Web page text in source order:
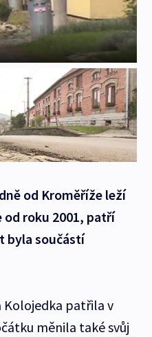
od Kroměříže leží
roku 2001, patří
byla součástí
patřila v
měnila také svůj